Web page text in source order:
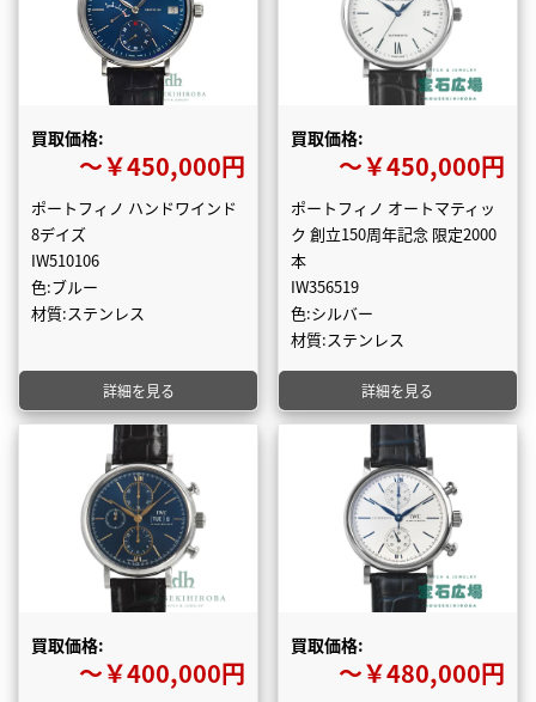
買取価格:
〜￥450,000円
ポートフィノ ハンドワインド
8デイズ
IW510106
色:ブルー
材質:ステンレス
詳細を見る
買取価格:
〜￥450,000円
ポートフィノ オートマティッ
ク 創立150周年記念 限定2000
本
IW356519
色:シルバー
材質:ステンレス
詳細を見る
買取価格:
〜￥400,000円
買取価格:
〜￥480,000円